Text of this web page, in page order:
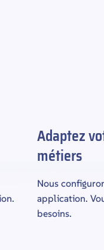
Adaptez
métiers
Nous
application.
besoins.